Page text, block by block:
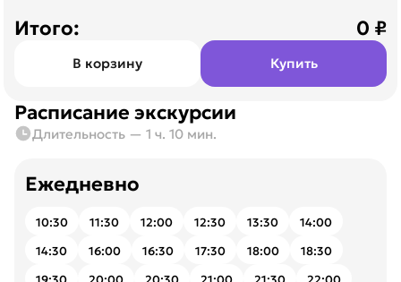
Итого: 0 ₽
В корзину Купить
Расписание экскурсии
Длительность — 1 ч. 10 мин.
Ежедневно
10:30 11:30 12:00 12:30 13:30
14:00
14:30
16:00 16:30 17:30 18:00
18:30